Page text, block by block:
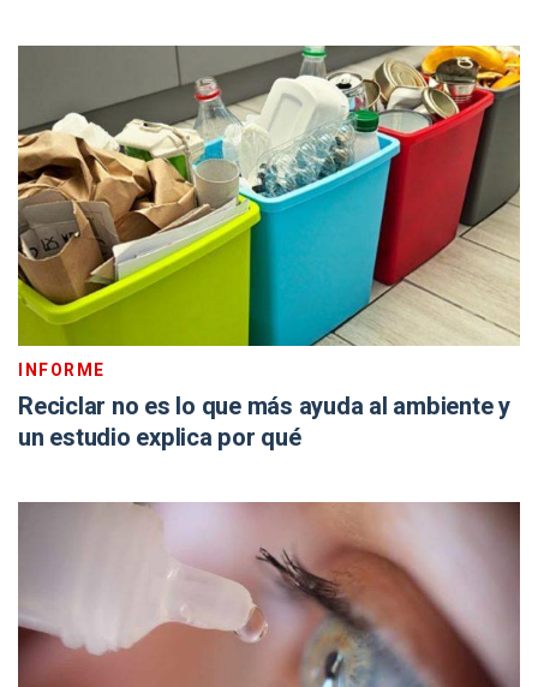
INFORME
Reciclar no es lo que más ayuda al ambiente y
un estudio explica por qué